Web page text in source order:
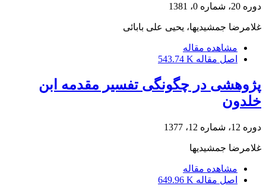
دوره 20، شماره 0، 1381
غلامرضا جمشیدیها، یحیی علی بابائی
مشاهده مقاله
اصل مقاله 543.74 K
پژوهشی در چگونگی تفسیر مقدمه ابن
خلدون
دوره 12، شماره 12، 1377
غلامرضا جمشیدیها
مشاهده مقاله
اصل مقاله 649.96 K